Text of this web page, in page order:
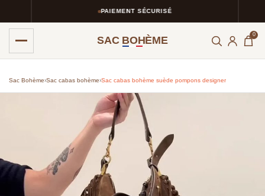
PAIEMENT SÉCURISÉ
SAC BOHÈME 0
Sac Bohème›Sac cabas bohème›Sac cabas bohème suède pompons designer